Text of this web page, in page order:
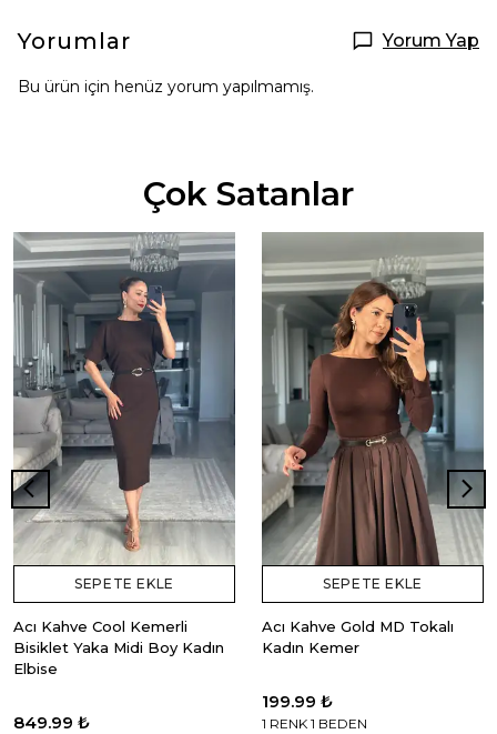
Yorumlar Yorum Yap
Bu ürün için henüz yorum yapılmamış.
Çok Satanlar
SEPETE EKLE
Acı Kahve Cool Kemerli
Bisiklet Yaka Midi Boy Kadın
Elbise
849.99 ₺
SEPETE EKLE
Acı Kahve Gold MD Tokalı
Kadın Kemer
199.99 ₺
1 RENK 1 BEDEN